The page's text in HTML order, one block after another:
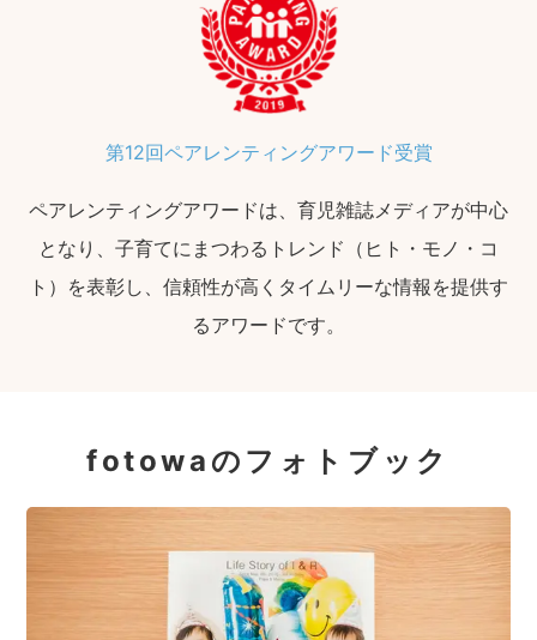
第12回ペアレンティングアワード受賞
ペアレンティングアワードは、育児雑誌メディアが中心
となり、子育てにまつわるトレンド（ヒト・モノ・コ
ト）を表彰し、信頼性が高くタイムリーな情報を提供す
るアワードです。
fotowaのフォトブック